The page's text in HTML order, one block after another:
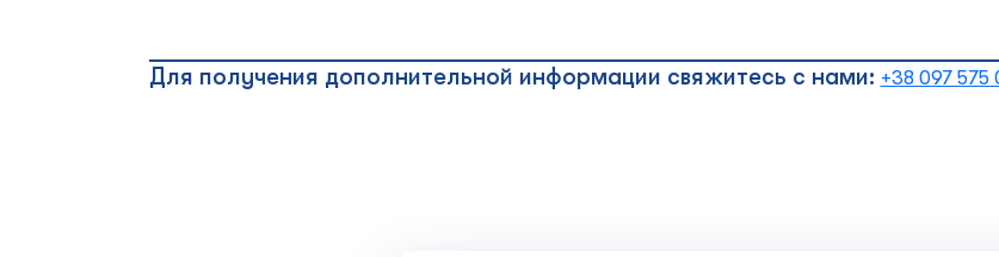
Для получения дополнительной информации свяжитесь с нами: +38 097 575